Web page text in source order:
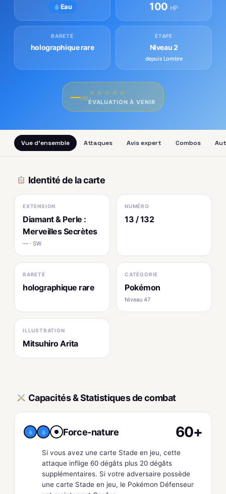
Eau 100 HP
RARETÉ
holographique rare
ÉTAPE
Niveau 2
depuis Lombre
—/10
★ ★ ★ ★ ★
ÉVALUATION À VENIR
Vue d'ensemble Attaques Avis expert Combos
Identité de la carte
EXTENSION
Diamant & Perle :
Merveilles Secrètes
— · SW
NUMÉRO
13 / 132
RARETÉ
holographique rare
CATÉGORIE
Pokémon
Niveau 47
ILLUSTRATION
Mitsuhiro Arita
Capacités & Statistiques de combat
● Force-nature 60+
Si vous avez une carte Stade en jeu, cette
attaque inflige 60 dégâts plus 20 dégâts
supplémentaires. Si votre adversaire possède
une carte Stade en jeu, le Pokémon Défenseur